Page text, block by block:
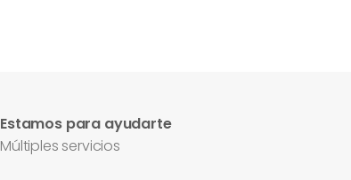
Estamos para ayudarte
Múltiples servicios